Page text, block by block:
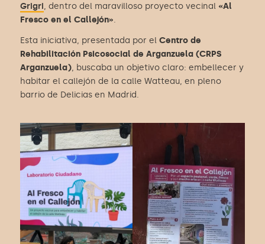
Grigri, dentro del maravilloso proyecto vecinal «Al
Fresco en el Callejón».
Esta iniciativa, presentada por el Centro de
Rehabilitación Psicosocial de Arganzuela (CRPS
Arganzuela), buscaba un objetivo claro: embellecer y
habitar el callejón de la calle Watteau, en pleno
barrio de Delicias en Madrid.